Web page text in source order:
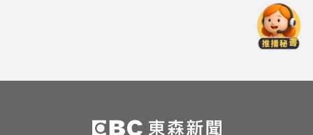
給水手終止4連勝
高雄夜班保全滑撞護欄 車停路邊